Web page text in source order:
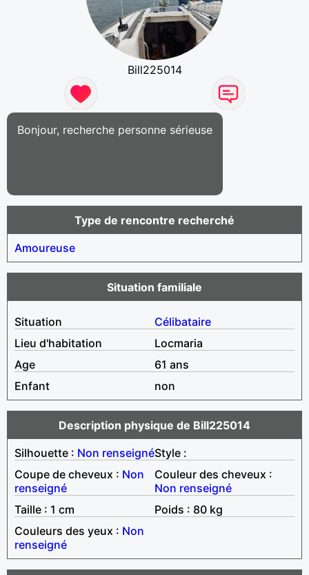
Bill225014
Bonjour, recherche personne sérieuse
Type de rencontre recherché
Amoureuse
Situation familiale
Situation
Célibataire
Lieu d'habitation
Locmaria
Age
61 ans
Enfant
non
Description physique de Bill225014
Silhouette : Non renseignéStyle :
Coupe de cheveux : Non
renseigné
Couleur des cheveux :
Non renseigné
Taille : 1 cm
Poids : 80 kg
Couleurs des yeux : Non
renseigné